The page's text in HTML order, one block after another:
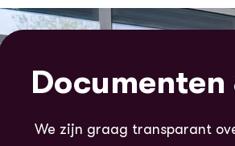
We zijn graag transparant